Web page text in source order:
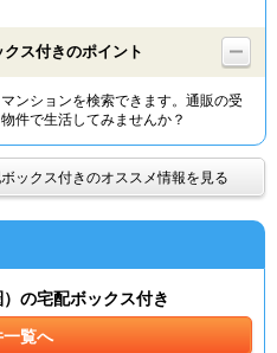
動産会社から
TOP
ス付きのポイント
ンションを検索できます。通販の受
件で生活してみませんか？
ックス付きのオススメ情報を見る
の宅配ボックス付き
一覧へ